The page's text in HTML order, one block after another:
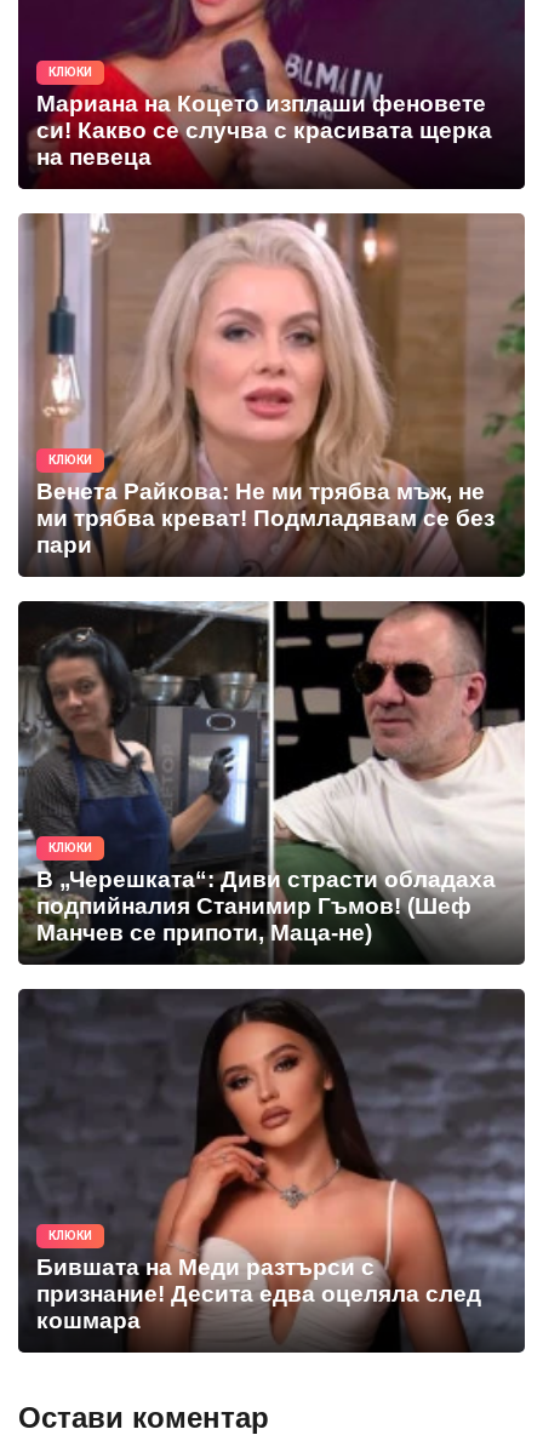
КЛЮКИ
Мариана на Коцето изплаши феновете
си! Какво се случва с красивата щерка
на певеца
КЛЮКИ
Венета Райкова: Не ми трябва мъж, не
ми трябва креват! Подмладявам се без
пари
КЛЮКИ
В „Черешката“: Диви страсти обладаха
подпийналия Станимир Гъмов! (Шеф
Манчев се припоти, Маца-не)
КЛЮКИ
Бившата на Меди разтърси с
признание! Десита едва оцеляла след
кошмара
Остави коментар